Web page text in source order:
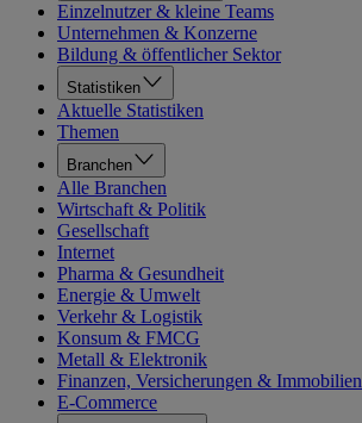
Einzelnutzer & kleine Teams
Unternehmen & Konzerne
Bildung & öffentlicher Sektor
Statistiken
Aktuelle Statistiken
Themen
Branchen
Alle Branchen
Wirtschaft & Politik
Gesellschaft
Internet
Pharma & Gesundheit
Energie & Umwelt
Verkehr & Logistik
Konsum & FMCG
Metall & Elektronik
Finanzen, Versicherungen & Immobilien
E-Commerce